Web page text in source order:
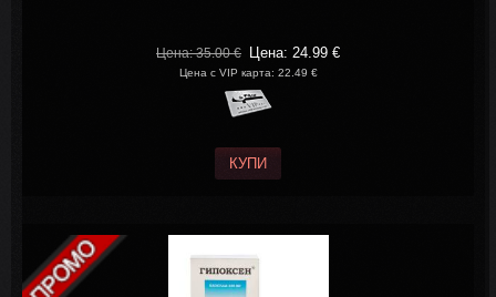
Цена: 35.00€ Цена: 24.99 €
Цена с VIP карта: 22.49 €
КУПИ